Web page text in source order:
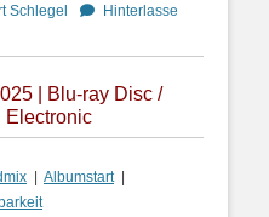
Schlegel
Hinterlasse
| Blu-ray Disc /
Electronic
Albumstart|